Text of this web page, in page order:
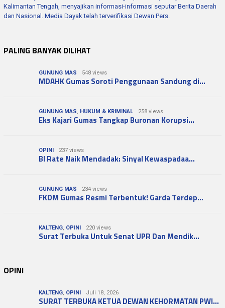
Kalimantan Tengah, menyajikan informasi-informasi seputar Berita Daerah
dan Nasional. Media Dayak telah terverifikasi Dewan Pers.
PALING BANYAK DILIHAT
GUNUNG MAS 548 views
MDAHK Gumas Soroti Penggunaan Sandung di…
GUNUNG MAS, HUKUM & KRIMINAL 258 views
Eks Kajari Gumas Tangkap Buronan Korupsi…
OPINI 237 views
BI Rate Naik Mendadak: Sinyal Kewaspadaa…
GUNUNG MAS 234 views
FKDM Gumas Resmi Terbentuk! Garda Terdep…
KALTENG, OPINI 220 views
Surat Terbuka Untuk Senat UPR Dan Mendik…
OPINI
KALTENG, OPINI Juli 18, 2026
SURAT TERBUKA KETUA DEWAN KEHORMATAN PWI…